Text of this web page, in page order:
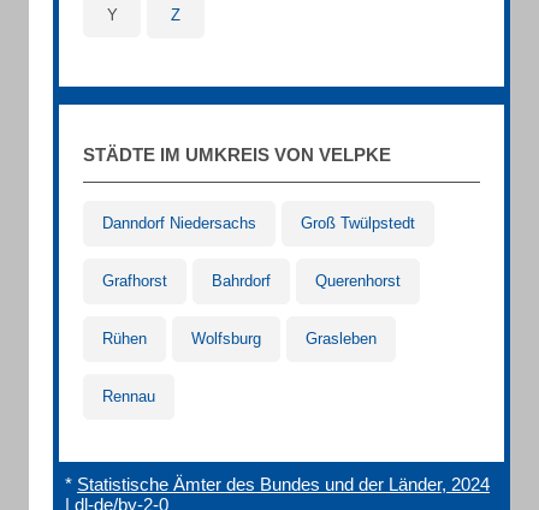
Y Z
STÄDTE IM UMKREIS VON VELPKE
Danndorf Niedersachs Groß Twülpstedt
Grafhorst Bahrdorf Querenhorst
Rühen Wolfsburg Grasleben
Rennau
* Statistische Ämter des Bundes und der Länder, 2024
| dl-de/by-2-0